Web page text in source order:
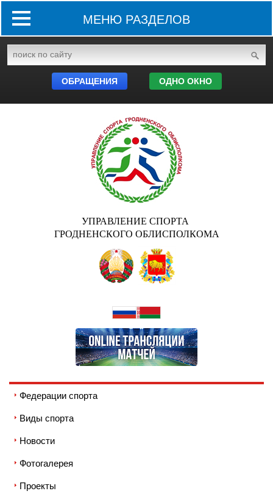
МЕНЮ РАЗДЕЛОВ
ОБРАЩЕНИЯ ОДНО ОКНО
УПРАВЛЕНИЕ СПОРТА
ГРОДНЕНСКОГО ОБЛИСПОЛКОМА
Федерации спорта
Виды спорта
Новости
Фотогалерея
Проекты